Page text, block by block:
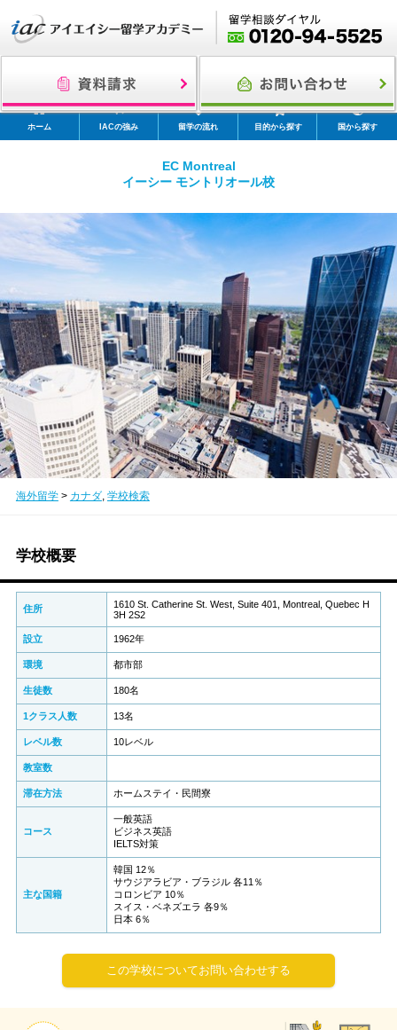
ホーム IACの強み 留学の流れ 目的から探す 国から探す
EC Montreal
イーシー モントリオール校
海外留学> カナダ, 学校検索
学校概要
住所
1610 St. Catherine St. West, Suite 401, Montreal, Quebec H
3H 2S2
設立 1962年
環境 都市部
生徒数 180名
1クラス人数 13名
レベル数 10レベル
教室数
滞在方法 ホームステイ・民間寮
コース
一般英語
ビジネス英語
IELTS対策
主な国籍
韓国 12％
サウジアラビア・ブラジル 各11％
コロンビア 10％
スイス・ベネズエラ 各9％
日本 6％
この学校についてお問い合わせする